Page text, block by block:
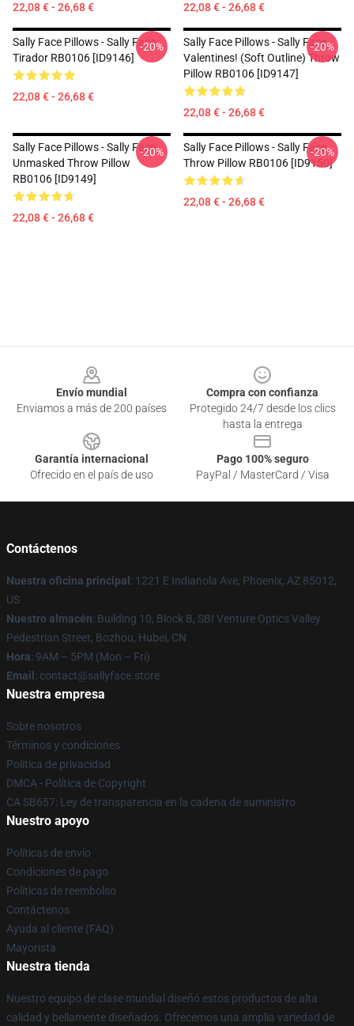
22,08 € - 26,68 € 22,08 € - 26,68 €
Sally Face Pillows - Sally Face
Tirador RB0106 [ID9146]
22,08 € - 26,68 €
-20%
Sally Face Pillows - Sally Face
Valentines! (Soft Outline) Throw
Pillow RB0106 [ID9147]
22,08 € - 26,68 €
-20%
Sally Face Pillows - Sally Face
Unmasked Throw Pillow
RB0106 [ID9149]
22,08 € - 26,68 €
-20%
Sally Face Pillows - Sally Face
Throw Pillow RB0106 [ID9150]
22,08 € - 26,68 €
-20%
Envío mundial
Enviamos a más de 200 países
Compra con confianza
Protegido 24/7 desde los clics
hasta la entrega
Garantía internacional
Ofrecido en el país de uso
Pago 100% seguro
PayPal / MasterCard / Visa
Contáctenos
Nuestra oficina principal : 1221 E Indianola Ave, Phoenix, AZ 85012,
US
Nuestro almacén: Building 10, Block B, SBI Venture Optics Valley
Pedestrian Street, Bozhou, Hubei, CN
Hora: 9AM – 5PM (Mon – Fri)
Email : contact@sallyface.store
Nuestra empresa
Sobre nosotros
Términos y condiciones
Política de privacidad
DMCA - Política de Copyright
CA SB657: Ley de transparencia en la cadena de suministro
Nuestro apoyo
Políticas de envío
Condiciones de pago
Políticas de reembolso
Contáctenos
Ayuda al cliente (FAQ)
Mayorista
Nuestra tienda
Nuestro equipo de clase mundial diseñó estos productos de alta
calidad y bellamente diseñados. Ofrecemos una amplia variedad de